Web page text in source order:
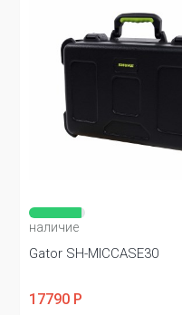
наличие
Gator SH-MICCASE30
17790 Р